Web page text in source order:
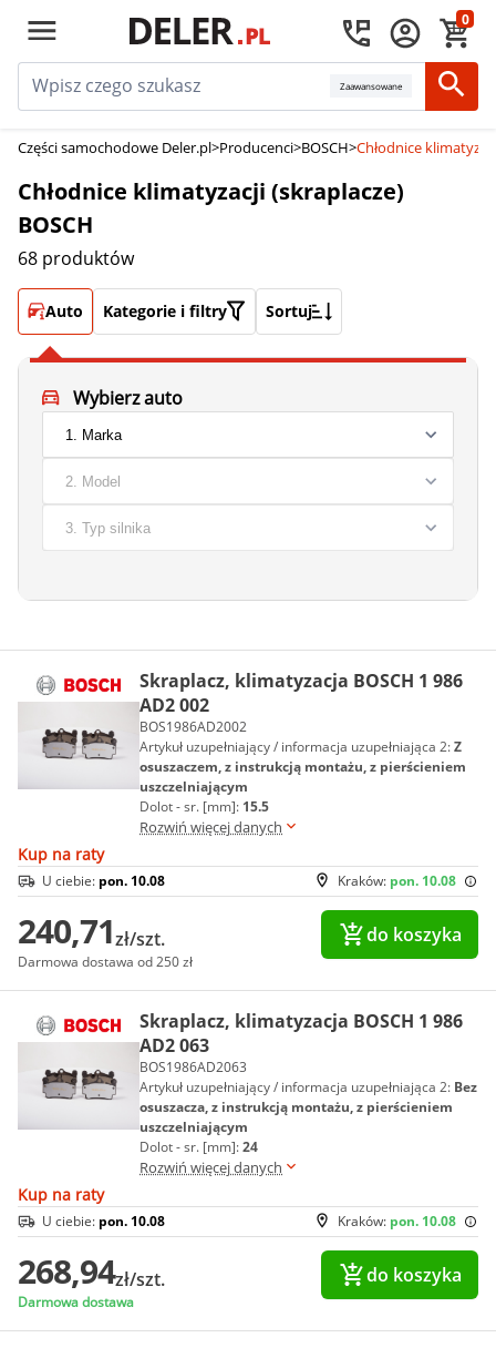
0
Zaawansowane
Części samochodowe Deler.pl>Producenci>BOSCH>Chłodnice
Chłodnice klimatyzacji (skraplacze)
BOSCH
68 produktów
Auto Kategorie i filtry Sortuj
Wybierz auto
Skraplacz, klimatyzacja BOSCH 1 986
AD2 002
BOS1986AD2002
Artykuł uzupełniający / informacja uzupełniająca 2:Z
osuszaczem, z instrukcją montażu, z pierścieniem
uszczelniającym
Dolot - sr. [mm]: 15.5
Rozwiń więcej danych
Kup na raty
Kraków: pon. 10.08
U ciebie: pon. 10.08
240,71zł/szt.
Darmowa dostawa od 250 zł
do koszyka
Skraplacz, klimatyzacja BOSCH 1 986
AD2 063
BOS1986AD2063
Artykuł uzupełniający / informacja uzupełniająca 2: Bez
osuszacza, z instrukcją montażu, z pierścieniem
uszczelniającym
Dolot - sr. [mm]:24
Rozwiń więcej danych
Kup na raty
Kraków: pon. 10.08
U ciebie: pon. 10.08
268,94zł/szt.
Darmowa dostawa
do koszyka